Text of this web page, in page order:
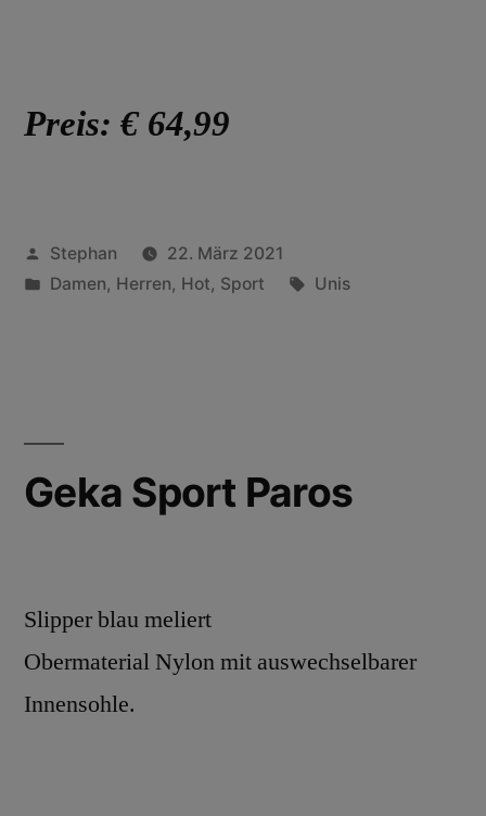
Preis: € 64,99
Stephan
22. März 2021
Damen, Herren, Hot, Sport Unis
Geka Sport Paros
Slipper blau meliert
Obermaterial Nylon mit auswechselbarer
Innensohle.